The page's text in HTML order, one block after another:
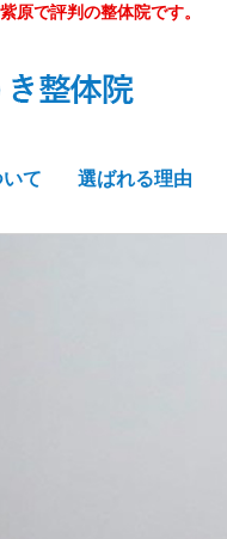
原で評判の整体院です。
て 選ばれる理由